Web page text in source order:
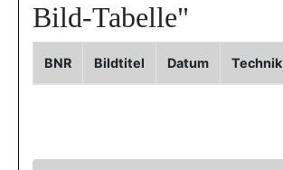
Bild-Tabelle"
BNR Bildtitel Datum Technik